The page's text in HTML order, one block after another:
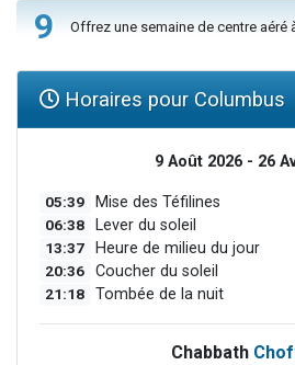
9 Offrez une semaine de centre aéré
Horaires pour Columbus
9 Août 2026 - 26
05:39 Mise des Téfilines
06:38 Lever du soleil
13:37 Heure de milieu du jour
20:36 Coucher du soleil
21:18 Tombée de la nuit
Chabbath